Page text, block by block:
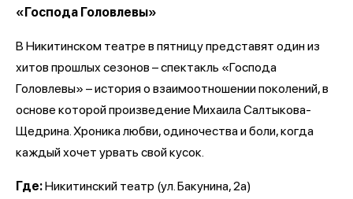
«Господа Головлевы»
В Никитинском театре в пятницу представят один из
хитов прошлых сезонов – спектакль «Господа
Головлевы» – история о взаимоотношении поколений, в
основе которой произведение Михаила Салтыкова-
Щедрина. Хроника любви, одиночества и боли, когда
каждый хочет урвать свой кусок.
Где:Никитинский театр (ул. Бакунина, 2а)